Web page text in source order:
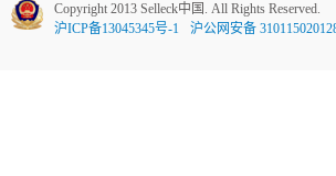
Copyright 2013 Selleck中国. All Rights Reserved.
沪ICP备13045345号-1
沪公网安备